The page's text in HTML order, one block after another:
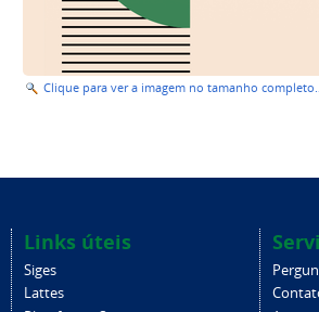
Clique para ver a imagem no tamanho
Links úteis
Siges
Lattes